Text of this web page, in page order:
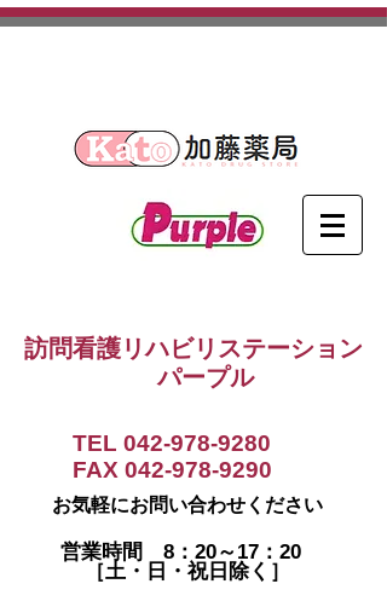
訪問看護リハビリステーション
パープル
TEL 042-978-9280
FAX 042-978-9290
お気軽にお問い合わせください
営業時間 8：20～17：20
［土・日・祝日除く］